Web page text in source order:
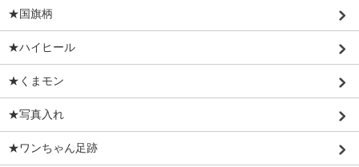
★国旗柄
★ハイヒール
★くまモン
★写真入れ
★ワンちゃん足跡